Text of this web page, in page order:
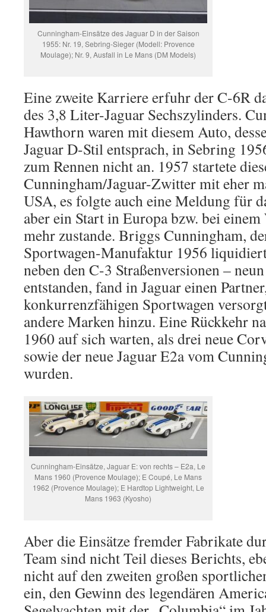
Cunningham-Einsätze des Jaguar D in der Saison
1955: Nr. 19, Sebring-Sieger (Modell: Provence
Moulage); Nr. 9, Ausfall in Le Mans (DM Models)
Eine zweite Karriere erfuhr der C-6R
des 3,8 Liter-Jaguar Sechszylinders.
Hawthorn waren mit diesem Auto,
Jaguar D-Stil entsprach, in Sebring
zum Rennen nicht an. 1957 startete
Cunningham/Jaguar-Zwitter mit eher
USA, es folgte auch eine Meldung für
aber ein Start in Europa bzw. bei
mehr zustande. Briggs Cunningham,
Sportwagen-Manufaktur 1956
neben den C-3 Straßenversionen –
entstanden, fand in Jaguar einen
konkurrenzfähigen Sportwagen
andere Marken hinzu. Eine Rückkehr
1960 auf sich warten, als drei neue
sowie der neue Jaguar E2a vom
wurden.
Cunningham-Einsätze, Jaguar E: von rechts – E2a, Le
Mans 1960 (Provence Moulage); E Coupé, Le Mans
1962 (Provence Moulage); E Hardtop Lightweight, Le
Mans 1963 (Kyosho)
Aber die Einsätze fremder Fabrikate
Team sind nicht Teil dieses Berichts,
nicht auf den zweiten großen
ein, den Gewinn des legendären